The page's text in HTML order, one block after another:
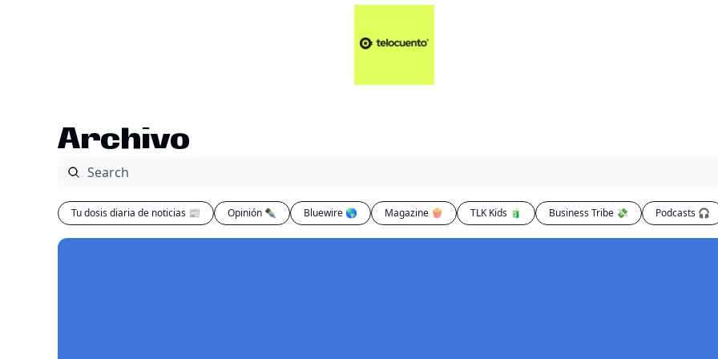
Archivo
Tu dosis diaria de noticias 📰 Opinión ✒️ Bluewire 🌎 Magazine 🍿 TLK Kids 🧃 Business Tribe 💸 Podcasts 🎧